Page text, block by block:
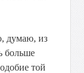
думаю, из
больше
той